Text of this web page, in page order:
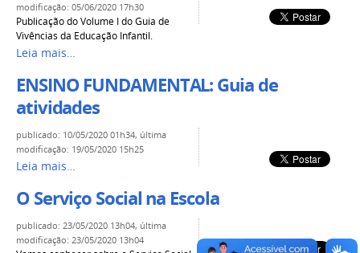
modificação: 05/06/2020 17h30
Publicação do Volume I do Guia de
Vivências da Educação Infantil.
Leia mais…
ENSINO FUNDAMENTAL: Guia de
atividades
publicado: 10/05/2020 01h34, última
modificação: 19/05/2020 15h25
Leia mais…
O Serviço Social na Escola
publicado: 23/05/2020 13h04, última
modificação: 23/05/2020 13h04